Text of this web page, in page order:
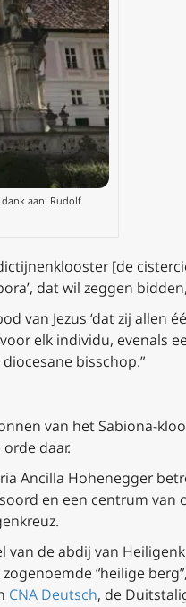
aan: Rudolf
[de
dat wil zeggen
van Jezus ‘dat zij allen
elk individu, evenals
bisschop.”
van het Sabiona-
daar.
Ancilla Hohenegger
en een centrum van
de abdij van
“heilige
CNA Deutsch, de